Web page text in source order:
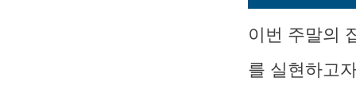
이번 주말의
를 실현하고